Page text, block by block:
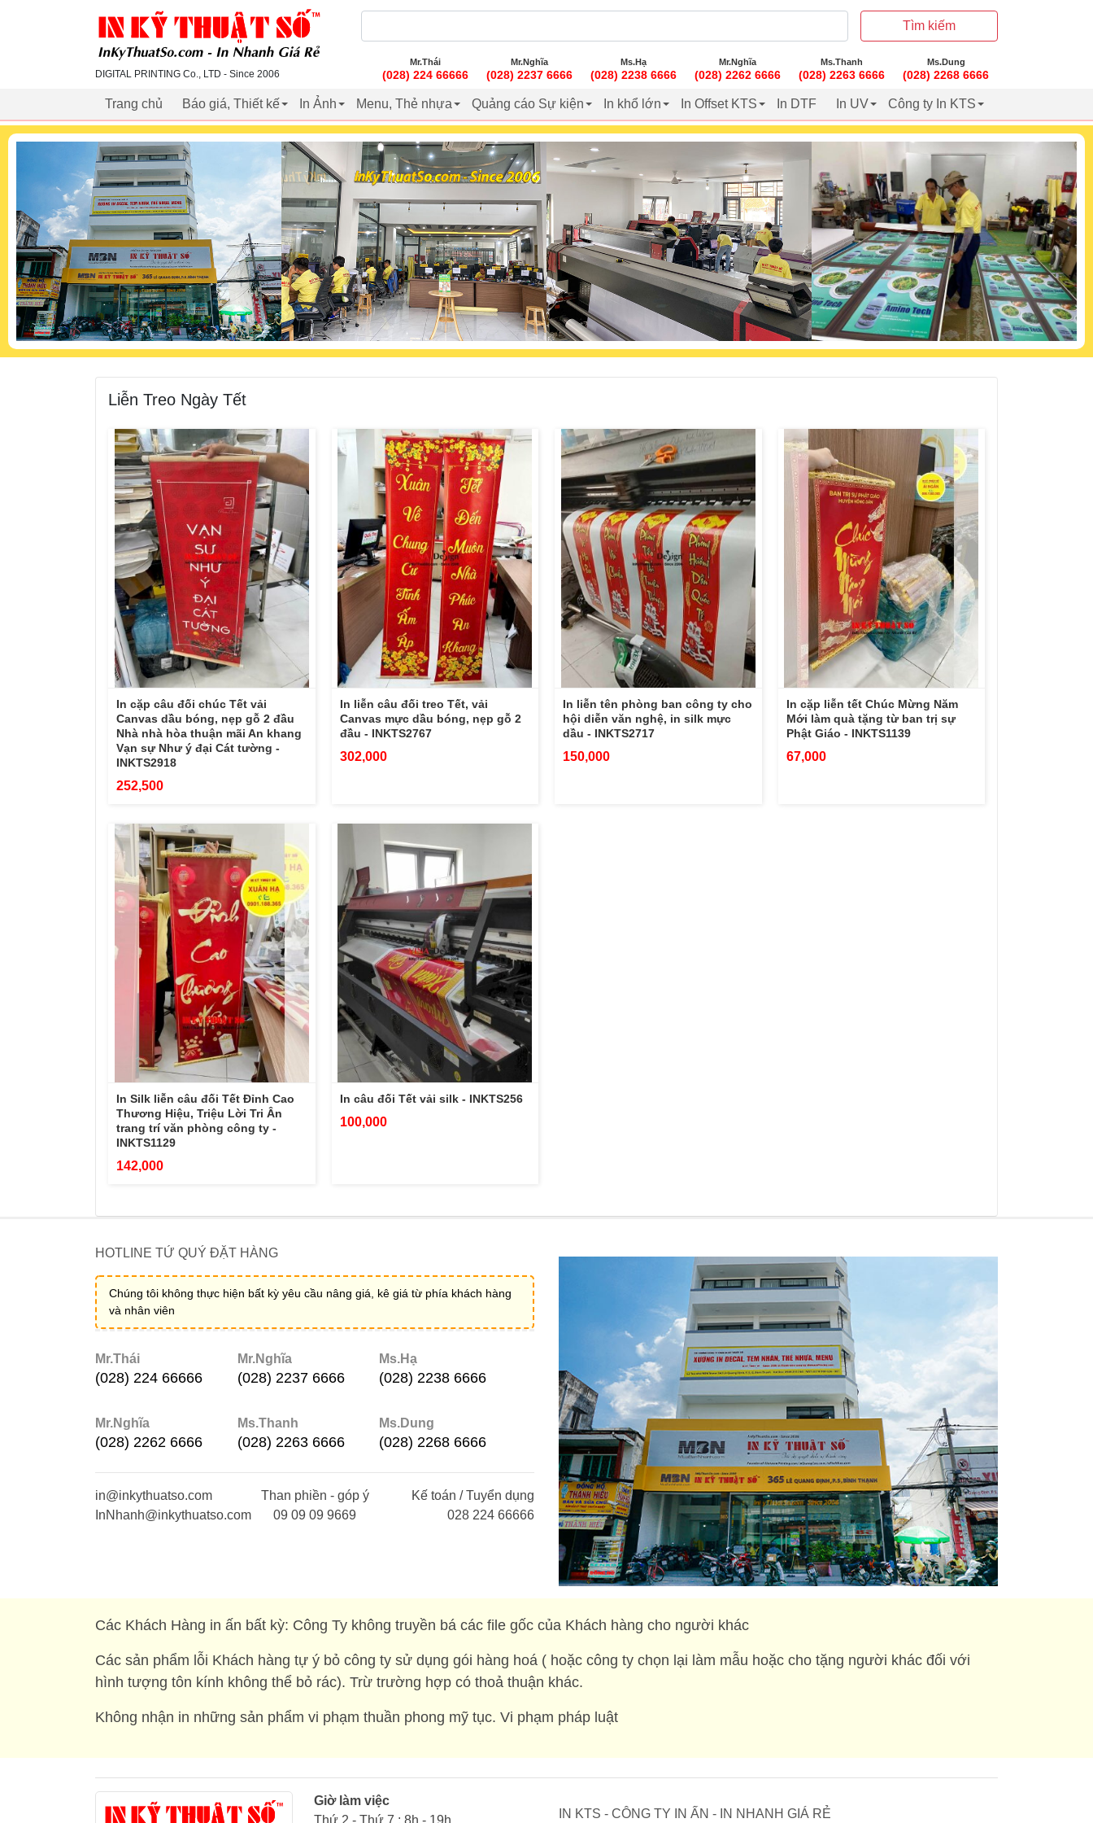
inkythuatso.com
DIGITAL PRINTING Co., LTD - Since 2006
Tìm kiếm
Mr.Thái
(028) 224 66666
Mr.Nghĩa
(028) 2237 6666
Ms.Hạ
(028) 2238 6666
Mr.Nghĩa
(028) 2262 6666
Ms.Thanh
(028) 2263 6666
Ms.Dung
(028) 2268 6666
Trang chủ Báo giá, Thiết kế In Ảnh Menu, Thẻ nhựa Quảng cáo Sự kiện In khổ lớn In Offset KTS In DTF In UV Công ty In KTS
Liễn Treo Ngày Tết
In cặp câu đối chúc Tết vải
Canvas dầu bóng, nẹp gỗ 2 đầu
Nhà nhà hòa thuận mãi An khang
Vạn sự Như ý đại Cát tường -
INKTS2918
252,500
In liễn câu đối treo Tết, vải
Canvas mực dầu bóng, nẹp gỗ 2
đầu - INKTS2767
302,000
In liễn tên phòng ban công ty cho
hội diễn văn nghệ, in silk mực
dầu - INKTS2717
150,000
In cặp liễn tết Chúc Mừng Năm
Mới làm quà tặng từ ban trị sự
Phật Giáo - INKTS1139
67,000
In Silk liễn câu đối Tết Đỉnh Cao
Thương Hiệu, Triệu Lời Tri Ân
trang trí văn phòng công ty -
INKTS1129
142,000
In câu đối Tết vải silk - INKTS256
100,000
HOTLINE TỨ QUÝ ĐẶT HÀNG
Chúng tôi không thực hiện bất kỳ yêu cầu nâng giá, kê giá từ phía khách hàng
và nhân viên
Mr.Thái
(028) 224 66666
Mr.Nghĩa
(028) 2237 6666
Ms.Hạ
(028) 2238 6666
Mr.Nghĩa
(028) 2262 6666
Ms.Thanh
(028) 2263 6666
Ms.Dung
(028) 2268 6666
in@inkythuatso.com
InNhanh@inkythuatso.com
Than phiền - góp ý
09 09 09 9669
Kế toán / Tuyển dụng
028 224 66666
Các Khách Hàng in ấn bất kỳ: Công Ty không truyền bá các file gốc của Khách hàng cho người khác
Các sản phẩm lỗi Khách hàng tự ý bỏ công ty sử dụng gói hàng hoá ( hoặc công ty chọn lại làm mẫu hoặc cho tặng người khác đối với
hình tượng tôn kính không thể bỏ rác). Trừ trường hợp có thoả thuận khác.
Không nhận in những sản phẩm vi phạm thuần phong mỹ tục. Vi phạm pháp luật
Giờ làm việc
Thứ 2 - Thứ 7 : 8h - 19h
IN KTS - CÔNG TY IN ẤN - IN NHANH GIÁ RẺ